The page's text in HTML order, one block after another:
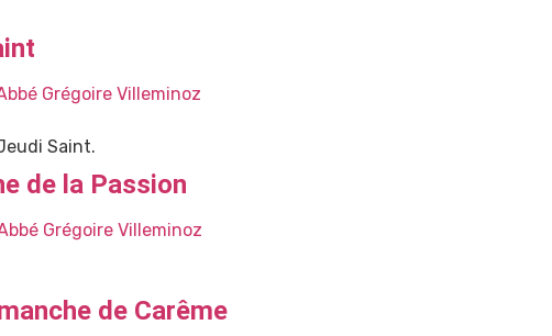
Grégoire Villeminoz
Saint.
de la Passion
Grégoire Villeminoz
de Carême